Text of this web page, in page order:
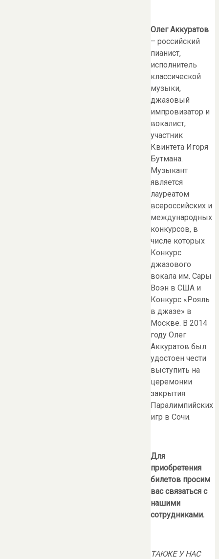
Олег Аккуратов
– российский
пианист,
исполнитель
классической
музыки,
джазовый
импровизатор и
вокалист,
участник
Квинтета Игоря
Бутмана.
Музыкант
является
лауреатом
всероссийских и
международных
конкурсов, в
числе которых
Конкурс
джазового
вокала им. Сары
Воэн в США и
Конкурс «Рояль
в джазе» в
Москве. В 2014
году Олег
Аккуратов был
удостоен чести
выступить на
церемонии
закрытия
Паралимпийских
игр в Сочи.
Для
приобретения
билетов просим
вас связаться с
нашими
сотрудниками.
ТАКЖЕ У НАС